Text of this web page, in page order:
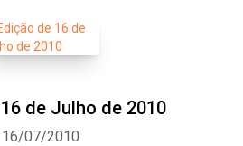
de Julho de 2010
16/07/2010